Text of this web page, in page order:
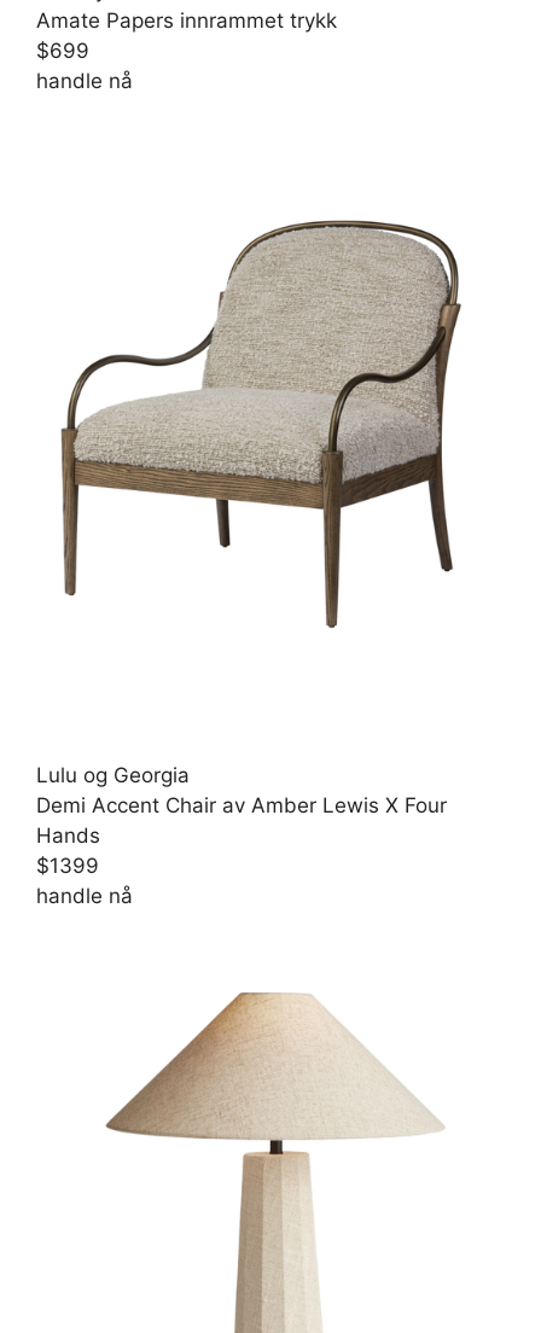
Amate Papers innrammet trykk
$699
handle nå
Lulu og Georgia
Demi Accent Chair av Amber Lewis X Four
Hands
$1399
handle nå